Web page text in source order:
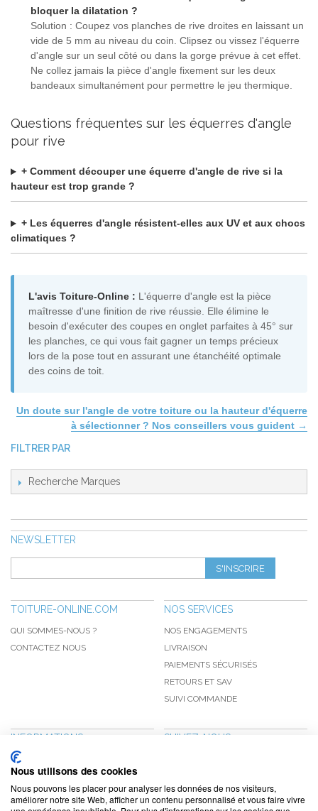
bloquer la dilatation ?
Solution : Coupez vos planches de rive droites en laissant un
vide de 5 mm au niveau du coin. Clipsez ou vissez l'équerre
d'angle sur un seul côté ou dans la gorge prévue à cet effet.
Ne collez jamais la pièce d'angle fixement sur les deux
bandeaux simultanément pour permettre le jeu thermique.
Questions fréquentes sur les équerres d'angle
pour rive
+ Comment découper une équerre d'angle de rive si la
hauteur est trop grande ?
+ Les équerres d'angle résistent-elles aux UV et aux chocs
climatiques ?
L'avis Toiture-Online : L'équerre d'angle est la pièce
maîtresse d'une finition de rive réussie. Elle élimine le
besoin d'exécuter des coupes en onglet parfaites à 45° sur
les planches, ce qui vous fait gagner un temps précieux
lors de la pose tout en assurant une étanchéité optimale
des coins de toit.
Un doute sur l'angle de votre toiture ou la hauteur d'équerre
à sélectionner ? Nos conseillers vous guident →
FILTRER PAR
Recherche Marques
NEWSLETTER
S'INSCRIRE
TOITURE-ONLINE.COM
QUI SOMMES-NOUS ?
CONTACTEZ NOUS
NOS SERVICES
NOS ENGAGEMENTS
LIVRAISON
PAIEMENTS SÉCURISÉS
RETOURS ET SAV
SUIVI COMMANDE
INFORMATIONS
NOUVEAUTÉS
PROMOTIONS
CGV
SUIVEZ-NOUS
NOTRE BLOG
Nous utilisons des cookies
Nous pouvons les placer pour analyser les données de nos visiteurs,
améliorer notre site Web, afficher un contenu personnalisé et vous faire vivre